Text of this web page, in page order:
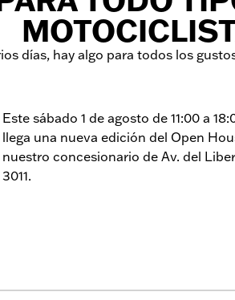
días, hay algo para todos los
Este sábado 1 de agosto de 11:00 a
llega una nueva edición del Open
nuestro concesionario de Av. del
3011.